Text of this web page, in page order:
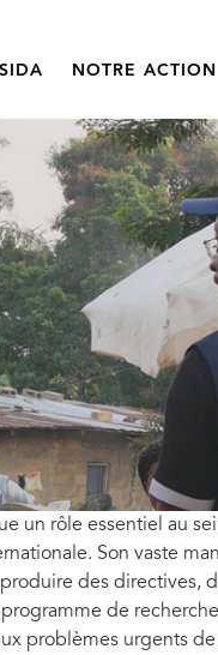
NOTRE ACTION
un rôle essentiel au
Son vaste
des directives,
de
problèmes urgents